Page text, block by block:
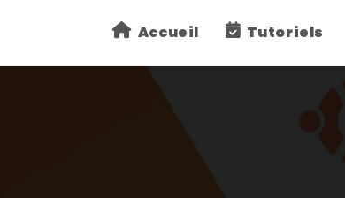
Accueil Tutoriels